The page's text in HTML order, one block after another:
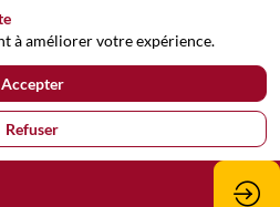
à améliorer votre expérience.
Accepter
Refuser